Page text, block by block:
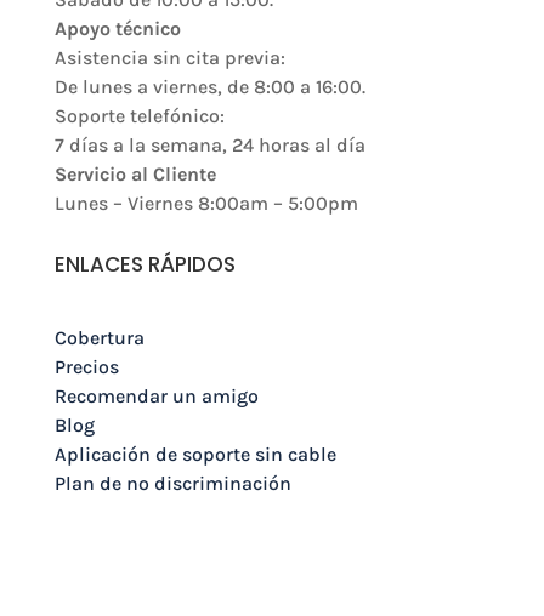
Apoyo técnico
Asistencia sin cita previa:
De lunes a viernes, de 8:00 a 16:00.
Soporte telefónico:
7 días a la semana, 24 horas al día
Servicio al Cliente
Lunes – Viernes 8:00am – 5:00pm
ENLACES RÁPIDOS
Cobertura
Precios
Recomendar un amigo
Blog
Aplicación de soporte sin cable
Plan de no discriminación